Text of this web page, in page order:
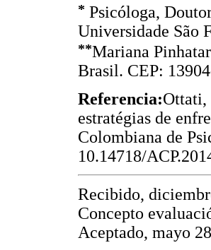
* Psicóloga,
Universidade São
**Mariana
Brasil. CEP:
Referencia:Ottati,
estratégias de
Colombiana de
10.14718/
Recibido,
Concepto
Aceptado, mayo